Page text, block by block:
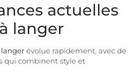
actuelles
langer
langer évolue rapidement, avec de
qui combinent style et